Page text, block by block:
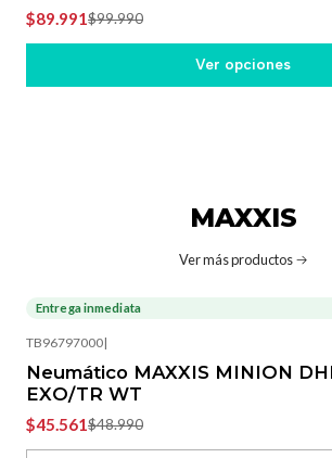
$89.991$99.990
Ver opciones
MAXXIS
Ver más productos
-7%OFF
Entrega inmediata
TB96797000|
Neumático MAXXIS MINION
EXO/TR WT
$45.561$48.990